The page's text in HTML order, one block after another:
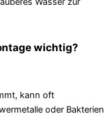
wichtig?
kann oft
oder Bakterien